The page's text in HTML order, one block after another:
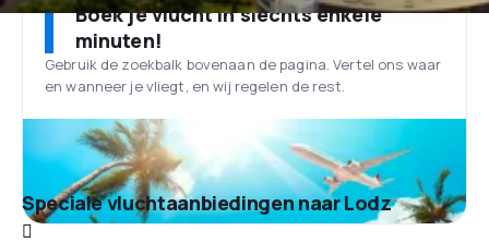
Boek je vlucht in slechts enkele
minuten!
Gebruik de zoekbalk bovenaan de pagina. Vertel ons waar
en wanneer je vliegt, en wij regelen de rest.
Speciale vluchtaanbiedingen naar Lodz